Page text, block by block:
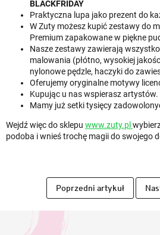
BLACKFRIDAY
Praktyczna lupa jako prezent do
W Zuty możesz kupić zestawy do
Premium zapakowane w piękne
Nasze zestawy zawierają
malowania (płótno, wysokiej
nylonowe pędzle, haczyki do
Oferujemy oryginalne motywy
Kupując u nas wspierasz artystów.
Mamy już setki tysięcy
Wejdź więc do sklepu www.zuty.pl
podoba i wnieś trochę magii do swojego
Poprzedni artykuł